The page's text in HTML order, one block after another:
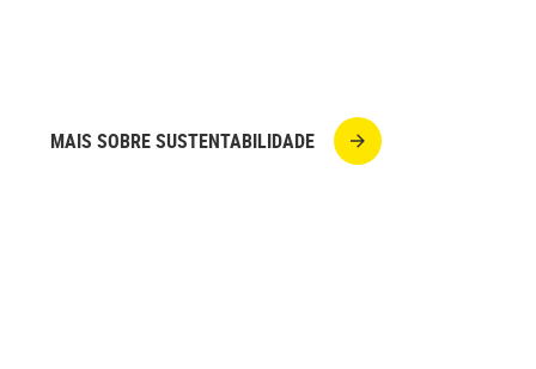
MAIS SOBRE SUSTENTABILIDADE